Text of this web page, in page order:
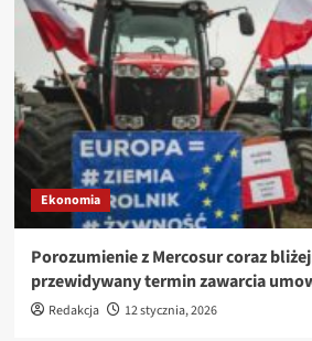
Ekonomia
Porozumienie z Mercosur coraz
przewidywany termin zawarcia
Redakcja 12 stycznia, 2026